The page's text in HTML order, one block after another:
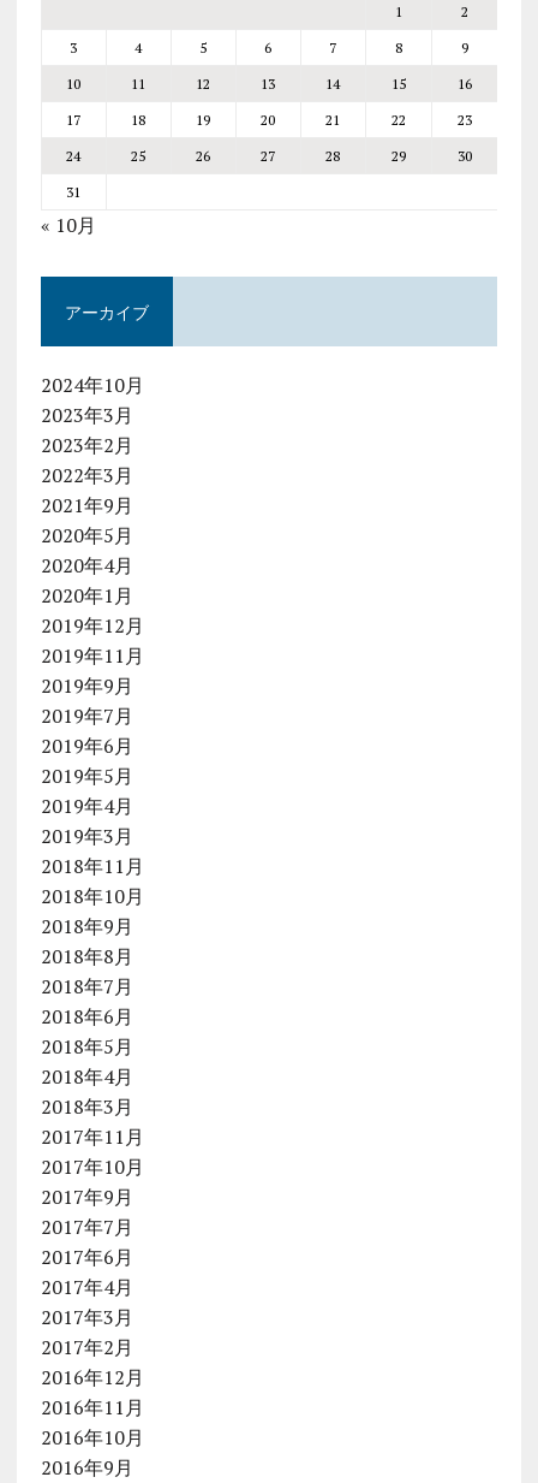
1
2
3
4 5 6 7 8
9
10
11 12 13 14 15
16
17
18 19 20 21 22
23
24
25 26 27 28 29
30
31
« 10月
アーカイブ
2024年10月
2023年3月
2023年2月
2022年3月
2021年9月
2020年5月
2020年4月
2020年1月
2019年12月
2019年11月
2019年9月
2019年7月
2019年6月
2019年5月
2019年4月
2019年3月
2018年11月
2018年10月
2018年9月
2018年8月
2018年7月
2018年6月
2018年5月
2018年4月
2018年3月
2017年11月
2017年10月
2017年9月
2017年7月
2017年6月
2017年4月
2017年3月
2017年2月
2016年12月
2016年11月
2016年10月
2016年9月